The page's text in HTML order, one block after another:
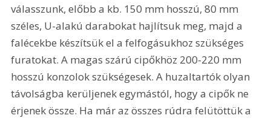
válasszunk, előbb a kb. 150 mm hosszú, 80 mm
széles, U-alakú darabokat hajlítsuk meg, majd a
falécekbe készítsük el a felfogásukhoz szükséges
furatokat. A magas szárú cipőkhöz 200-220 mm
hosszú konzolok szükségesek. A huzaltartók olyan
távolságba kerüljenek egymástól, hogy a cipők ne
érjenek össze. Ha már az összes rúdra felütöttük a